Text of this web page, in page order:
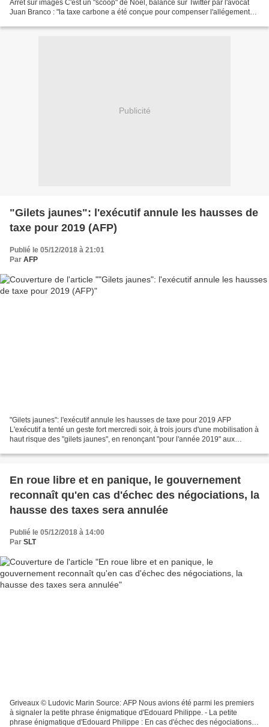
Arrêt sur images C'est un "scoop" de Noël, balancé sur Twitter par l'avocat
Juan Branco : "la taxe carbone a été conçue pour compenser l'allégement
Publicité
"Gilets jaunes": l'exécutif annule les hausses de
taxe pour 2019 (AFP)
Publié le 05/12/2018 à 21:01
Par AFP
"Gilets jaunes": l'exécutif annule les hausses de taxe pour 2019 AFP
L'exécutif a tenté un geste fort mercredi soir, à trois jours d'une mobilisation à
haut risque des "gilets jaunes", en renonçant "pour l'année 2019" aux
En roue libre et en panique, le gouvernement
reconnaît qu'en cas d'échec des négociations, la
hausse des taxes sera annulée
Publié le 05/12/2018 à 14:00
Par SLT
Griveaux © Ludovic Marin Source: AFP Nous avions été parmi les premiers
à signaler la petite phrase énigmatique d'Edouard Philippe. - La petite
phrase énigmatique d'Edouard Philippe : En cas d'échec des négociations,